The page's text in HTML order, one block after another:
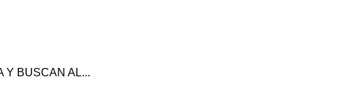
Y BUSCAN AL...